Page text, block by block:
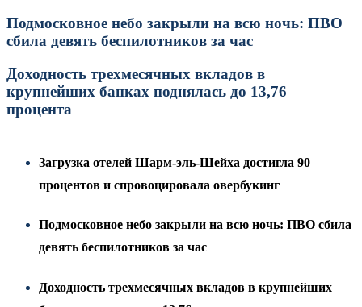
Подмосковное небо закрыли на всю ночь: ПВО
сбила девять беспилотников за час
Доходность трехмесячных вкладов в
крупнейших банках поднялась до 13,76
процента
Загрузка отелей Шарм-эль-Шейха достигла 90
процентов и спровоцировала овербукинг
Подмосковное небо закрыли на всю ночь: ПВО сбила
девять беспилотников за час
Доходность трехмесячных вкладов в крупнейших